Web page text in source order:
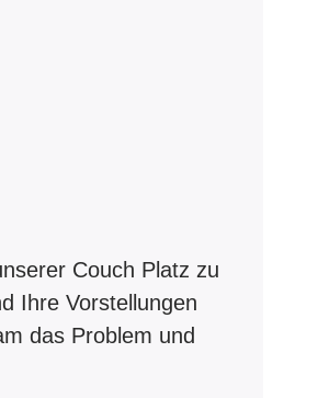
Couch Platz zu
Ihre Vorstellungen
das Problem und